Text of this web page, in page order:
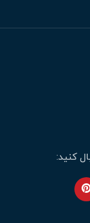
کنید: